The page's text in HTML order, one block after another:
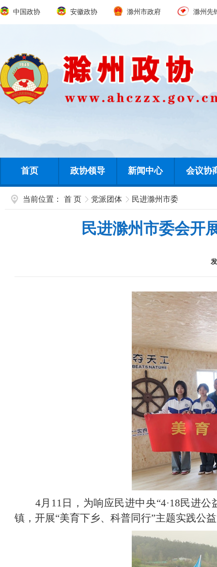
中国政协 安徽政协 滁州市政府 滁州先
首页 政协领导 新闻中心 会议协
当前位置： 首 页 党派团体 民进滁州市委
民进滁州市委会开
4月11日，为响应民进中央“4·18民进
镇，开展“美育下乡、科普同行”主题实践公